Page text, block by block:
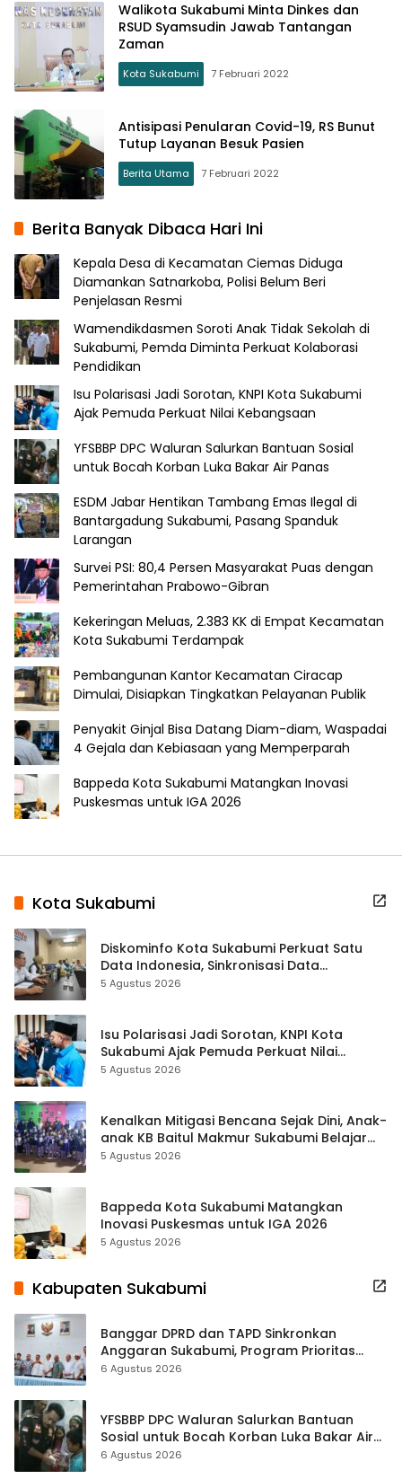
Walikota Sukabumi Minta Dinkes dan
RSUD Syamsudin Jawab Tantangan
Zaman
Kota Sukabumi 7 Februari 2022
Antisipasi Penularan Covid-19, RS Bunut
Tutup Layanan Besuk Pasien
Berita Utama 7 Februari 2022
Berita Banyak Dibaca Hari Ini
Kepala Desa di Kecamatan Ciemas Diduga
Diamankan Satnarkoba, Polisi Belum Beri
Penjelasan Resmi
Wamendikdasmen Soroti Anak Tidak Sekolah di
Sukabumi, Pemda Diminta Perkuat Kolaborasi
Pendidikan
Isu Polarisasi Jadi Sorotan, KNPI Kota Sukabumi
Ajak Pemuda Perkuat Nilai Kebangsaan
YFSBBP DPC Waluran Salurkan Bantuan Sosial
untuk Bocah Korban Luka Bakar Air Panas
ESDM Jabar Hentikan Tambang Emas Ilegal di
Bantargadung Sukabumi, Pasang Spanduk
Larangan
Survei PSI: 80,4 Persen Masyarakat Puas dengan
Pemerintahan Prabowo-Gibran
Kekeringan Meluas, 2.383 KK di Empat Kecamatan
Kota Sukabumi Terdampak
Pembangunan Kantor Kecamatan Ciracap
Dimulai, Disiapkan Tingkatkan Pelayanan Publik
Penyakit Ginjal Bisa Datang Diam-diam, Waspadai
4 Gejala dan Kebiasaan yang Memperparah
Bappeda Kota Sukabumi Matangkan Inovasi
Puskesmas untuk IGA 2026
Kota Sukabumi
Diskominfo Kota Sukabumi Perkuat Satu
Data Indonesia, Sinkronisasi Data
Kewilayahan Dikebut
5 Agustus 2026
Isu Polarisasi Jadi Sorotan, KNPI Kota
Sukabumi Ajak Pemuda Perkuat Nilai
Kebangsaan
5 Agustus 2026
Kenalkan Mitigasi Bencana Sejak Dini, Anak-
anak KB Baitul Makmur Sukabumi Belajar
Lewat Boneka Tangan
5 Agustus 2026
Bappeda Kota Sukabumi Matangkan
Inovasi Puskesmas untuk IGA 2026
5 Agustus 2026
Kabupaten Sukabumi
Banggar DPRD dan TAPD Sinkronkan
Anggaran Sukabumi, Program Prioritas
hingga Pendapatan Dibahas
6 Agustus 2026
YFSBBP DPC Waluran Salurkan Bantuan
Sosial untuk Bocah Korban Luka Bakar Air
Panas
6 Agustus 2026